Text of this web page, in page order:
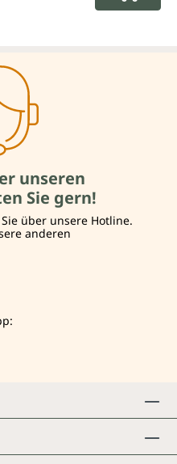
unseren
Sie gern!
über unsere Hotline.
anderen